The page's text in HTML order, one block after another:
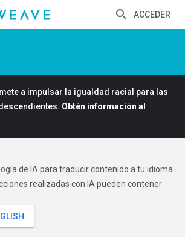
ACCEDER
a impulsar la igualdad racial para las
Obtén información al
de IA para traducir contenido a tu idioma
realizadas con IA pueden contener